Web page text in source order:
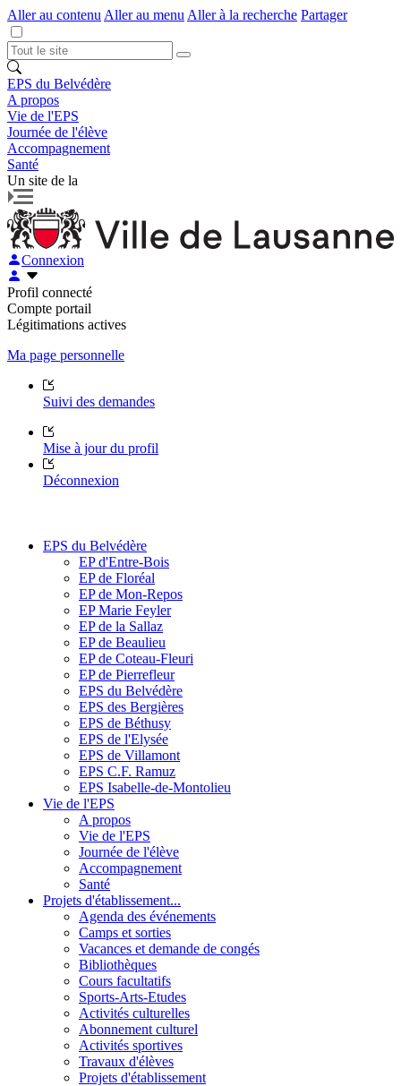
Aller au contenu Aller au menu Aller à la recherche Partager
EPS du Belvédère
A propos
Vie de l'EPS
Journée de l'élève
Accompagnement
Santé
Un site de la
Connexion
Profil connecté
Compte portail
Légitimations actives
Ma page personnelle
Suivi des demandes
Mise à jour du profil
Déconnexion
EPS du Belvédère
EP d'Entre-Bois
EP de Floréal
EP de Mon-Repos
EP Marie Feyler
EP de la Sallaz
EP de Beaulieu
EP de Coteau-Fleuri
EP de Pierrefleur
EPS du Belvédère
EPS des Bergières
EPS de Béthusy
EPS de l'Elysée
EPS de Villamont
EPS C.F. Ramuz
EPS Isabelle-de-Montolieu
Vie de l'EPS
A propos
Vie de l'EPS
Journée de l'élève
Accompagnement
Santé
Projets d'établissement...
Agenda des événements
Camps et sorties
Vacances et demande de congés
Bibliothèques
Cours facultatifs
Sports-Arts-Etudes
Activités culturelles
Abonnement culturel
Activités sportives
Travaux d'élèves
Projets d'établissement